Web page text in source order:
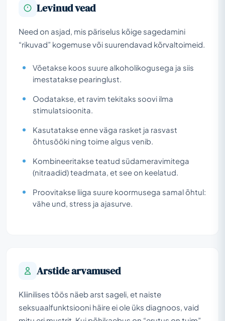
Levinud vead
Need on asjad, mis päriselus kõige sagedamini
“rikuvad” kogemuse või suurendavad kõrvaltoimeid.
Võetakse koos suure alkoholikogusega ja siis
imestatakse pearinglust.
Oodatakse, et ravim tekitaks soovi ilma
stimulatsioonita.
Kasutatakse enne väga rasket ja rasvast
õhtusööki ning toime algus venib.
Kombineeritakse teatud südameravimitega
(nitraadid) teadmata, et see on keelatud.
Proovitakse liiga suure koormusega samal õhtul:
vähe und, stress ja ajasurve.
Arstide arvamused
Kliinilises töös näeb arst sageli, et naiste
seksuaalfunktsiooni häire ei ole üks diagnoos, vaid